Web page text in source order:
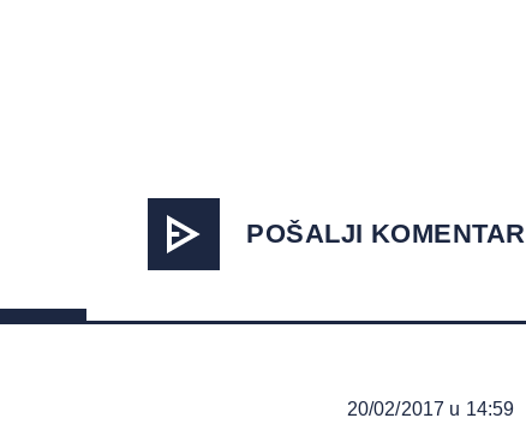
POŠALJI KOMENTAR
20/02/2017 u 14:59